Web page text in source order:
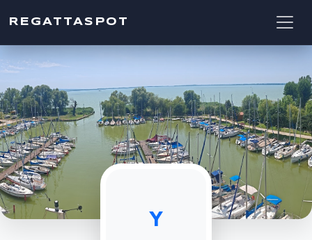
REGATTASPOT
Y